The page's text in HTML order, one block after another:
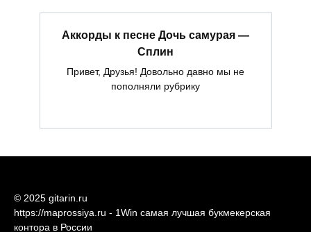
Аккорды к песне Дочь самурая —
Сплин
Привет, Друзья! Довольно давно мы не
пополняли рубрику
© 2025 gitarin.ru
https://maprossiya.ru - 1Win самая лучшая букмекерская
контора в России